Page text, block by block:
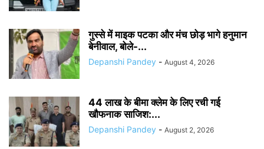
गुस्से में माइक पटका और मंच छोड़ भागे हनुमान
बेनीवाल, बोले-...
Depanshi Pandey - August 4, 2026
44 लाख के बीमा क्लेम के लिए रची गई
खौफनाक साजिश:...
Depanshi Pandey - August 2, 2026